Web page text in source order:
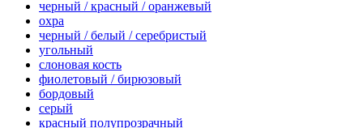
черный / красный / оранжевый
охра
черный / белый / серебристый
угольный
слоновая кость
фиолетовый / бирюзовый
бордовый
серый
красный полупрозрачный